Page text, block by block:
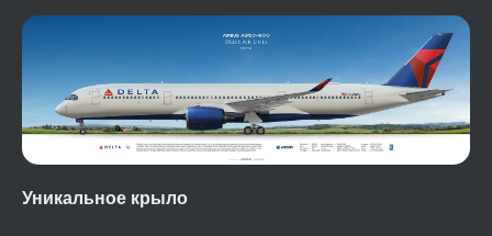
Уникальное крыло